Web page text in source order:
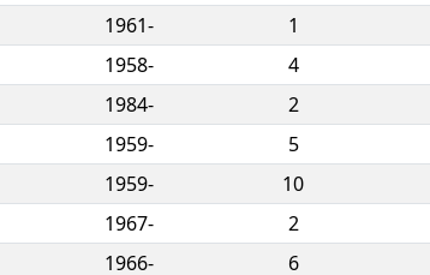
1961-
1
1958-
4
1984-
2
1959-
5
1959-
10
1967-
2
1966-
6